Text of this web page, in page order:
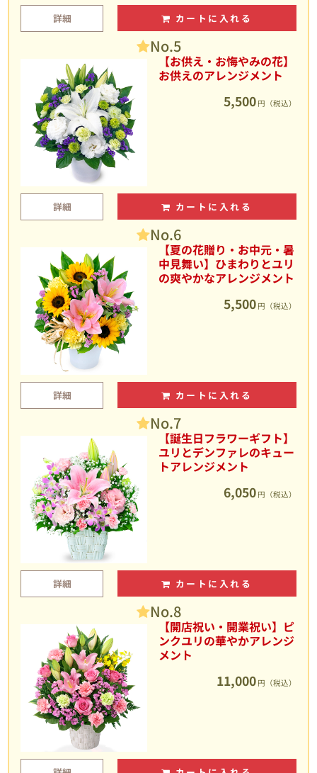
詳細 カートに入れる
No.5
【お供え・お悔やみの花】
お供えのアレンジメント
5,500 円（税込）
詳細 カートに入れる
No.6
【夏の花贈り・お中元・暑
中見舞い】ひまわりとユリ
の爽やかなアレンジメント
5,500 円（税込）
詳細 カートに入れる
No.7
【誕生日フラワーギフト】
ユリとデンファレのキュー
トアレンジメント
6,050 円（税込）
詳細 カートに入れる
No.8
【開店祝い・開業祝い】ピ
ンクユリの華やかアレンジ
メント
11,000 円（税込）